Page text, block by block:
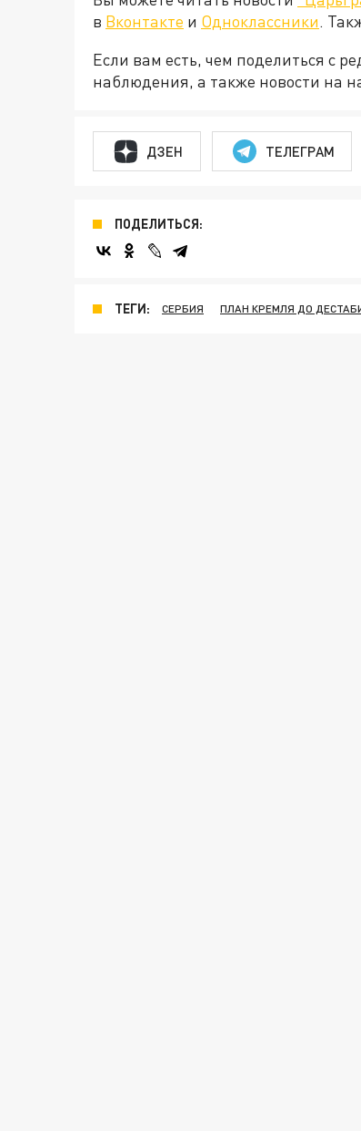
в Вконтакте и Одноклассники.
Если вам есть, чем поделиться с
наблюдения, а также новости на
ДЗЕН ТЕЛЕГРАМ
ПОДЕЛИТЬСЯ:
ТЕГИ: СЕРБИЯ ПЛАН КРЕМЛЯ ДО